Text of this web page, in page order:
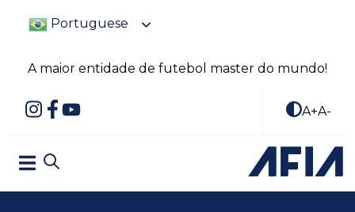
Portuguese
A maior entidade de futebol master do mundo!
A+A-